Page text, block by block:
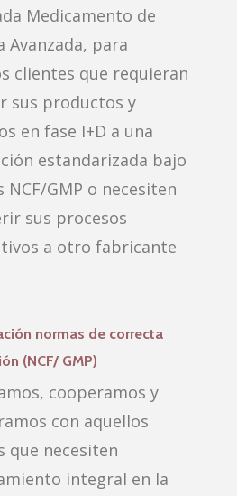
Medicamento de
Avanzada, para
clientes que requieran
sus productos y
en fase I+D a una
estandarizada bajo
NCF/GMP o necesiten
sus procesos
a otro fabricante
normas de correcta
(NCF/ GMP)
cooperamos y
con aquellos
que necesiten
integral en la